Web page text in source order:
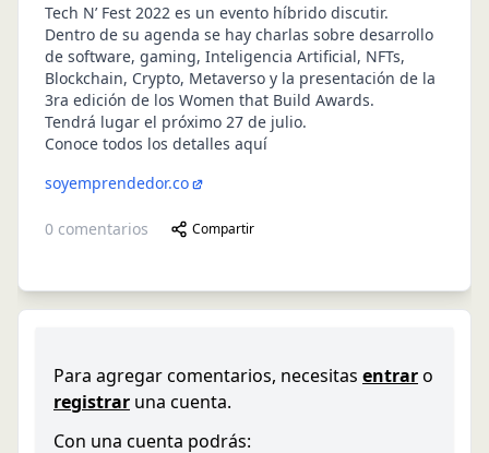
Tech N’ Fest 2022 es un evento híbrido discutir.
Dentro de su agenda se hay charlas sobre desarrollo
de software, gaming, Inteligencia Artificial, NFTs,
Blockchain, Crypto, Metaverso y la presentación de la
3ra edición de los Women that Build Awards.
Tendrá lugar el próximo 27 de julio.
Conoce todos los detalles aquí
soyemprendedor.co
0 comentarios Compartir
Para agregar comentarios, necesitas entraro
registrar una cuenta.
Con una cuenta podrás: